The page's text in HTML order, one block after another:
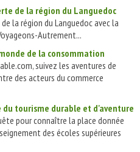
de la région du Languedoc
la région du Languedoc avec la
Autrement...
de la consommation
suivez les aventures de
des acteurs du commerce
tourisme durable et d'aventure
pour connaître la place donnée
des écoles supérieures